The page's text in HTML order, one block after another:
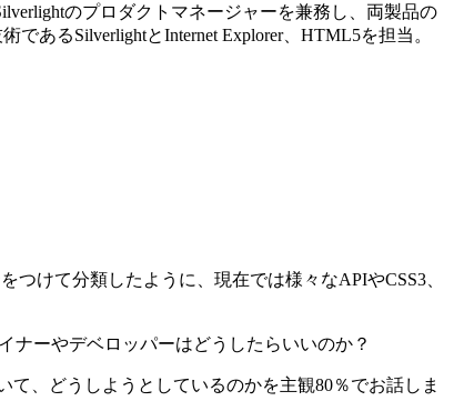
のプロダクトマネージャーを兼務し、両製品の
あるSilverlightとInternet Explorer、HTML5を担当。
けて分類したように、現在では様々なAPIやCSS3、
ナーやデベロッパーはどうしたらいいのか？
、どうしようとしているのかを主観80％でお話しま